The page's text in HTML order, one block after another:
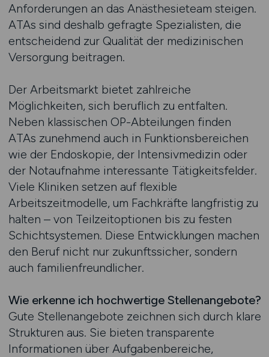
Anforderungen an das Anästhesieteam steigen.
ATAs sind deshalb gefragte Spezialisten, die
entscheidend zur Qualität der medizinischen
Versorgung beitragen.
Der Arbeitsmarkt bietet zahlreiche
Möglichkeiten, sich beruflich zu entfalten.
Neben klassischen OP-Abteilungen finden
ATAs zunehmend auch in Funktionsbereichen
wie der Endoskopie, der Intensivmedizin oder
der Notaufnahme interessante Tätigkeitsfelder.
Viele Kliniken setzen auf flexible
Arbeitszeitmodelle, um Fachkräfte langfristig zu
halten – von Teilzeitoptionen bis zu festen
Schichtsystemen. Diese Entwicklungen machen
den Beruf nicht nur zukunftssicher, sondern
auch familienfreundlicher.
Wie erkenne ich hochwertige Stellenangebote?
Gute Stellenangebote zeichnen sich durch klare
Strukturen aus. Sie bieten transparente
Informationen über Aufgabenbereiche,